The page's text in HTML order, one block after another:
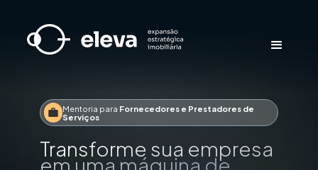
Mentoria para Fornecedores e Prestadores de
Serviços
Transforme sua empresa
em uma máquina de